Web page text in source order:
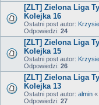
[ZLT] Zielona Liga
Kolejka 16
Ostatni post autor:
Odpowiedzi: 24
[ZLT] Zielona Liga
Kolejka 15
Ostatni post autor:
Odpowiedzi: 26
[ZLT] Zielona Liga
Kolejka 13
Ostatni post autor: almin «
Odpowiedzi: 27